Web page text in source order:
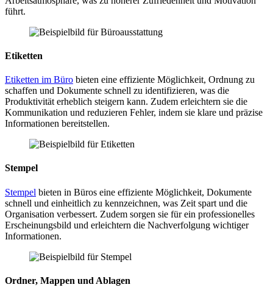
führt.
Etiketten
Etiketten im Büro bieten eine effiziente Möglichkeit, Ordnung zu
schaffen und Dokumente schnell zu identifizieren, was die
Produktivität erheblich steigern kann. Zudem erleichtern sie die
Kommunikation und reduzieren Fehler, indem sie klare und präzise
Informationen bereitstellen.
Stempel
Stempel bieten in Büros eine effiziente Möglichkeit, Dokumente
schnell und einheitlich zu kennzeichnen, was Zeit spart und die
Organisation verbessert. Zudem sorgen sie für ein professionelles
Erscheinungsbild und erleichtern die Nachverfolgung wichtiger
Informationen.
Ordner, Mappen und Ablagen